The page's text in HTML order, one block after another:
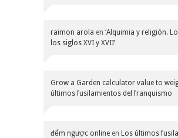
raimon arola en ‘Alquimia y religión.
los siglos XVI y XVII’
Grow a Garden calculator value to
últimos fusilamientos del franquismo
đếm ngược online en Los últimos